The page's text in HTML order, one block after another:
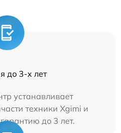
до 3-х лет
устанавливает
техники Xgimi и
до 3 лет.